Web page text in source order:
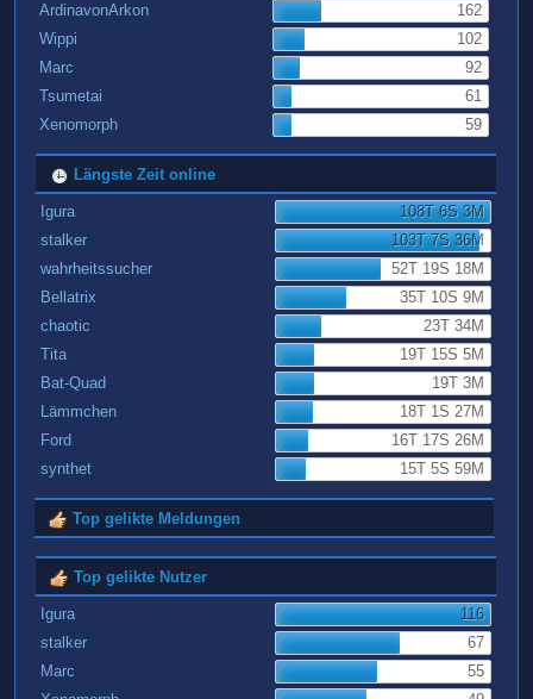
ArdinavonArkon
162
Wippi
102
Marc
92
Tsumetai
61
Xenomorph
59
Längste Zeit online
Igura
108T 6S 3M
stalker
103T 7S 36M
wahrheitssucher
52T 19S 18M
Bellatrix
35T 10S 9M
chaotic
23T 34M
Tita
19T 15S 5M
Bat-Quad
19T 3M
Lämmchen
18T 1S 27M
Ford
16T 17S 26M
synthet
15T 5S 59M
Top gelikte Meldungen
Top gelikte Nutzer
Igura
116
stalker
67
Marc
55